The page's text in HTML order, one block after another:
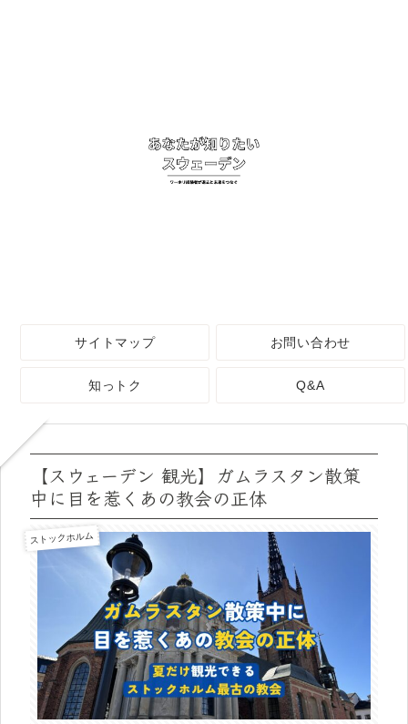
サイトマップ お問い合わせ
知っトク Q&A
【スウェーデン 観光】ガムラスタン散策
中に目を惹くあの教会の正体
ストックホルム